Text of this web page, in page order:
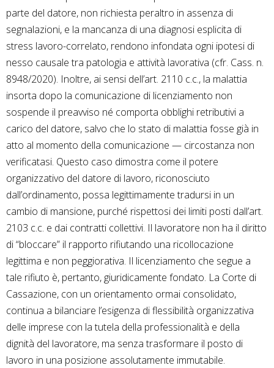
parte del datore, non richiesta peraltro in assenza di
segnalazioni, e la mancanza di una diagnosi esplicita di
stress lavoro-correlato, rendono infondata ogni ipotesi di
nesso causale tra patologia e attività lavorativa (cfr. Cass. n.
8948/2020). Inoltre, ai sensi dell’art. 2110 c.c., la malattia
insorta dopo la comunicazione di licenziamento non
sospende il preavviso né comporta obblighi retributivi a
carico del datore, salvo che lo stato di malattia fosse già in
atto al momento della comunicazione — circostanza non
verificatasi. Questo caso dimostra come il potere
organizzativo del datore di lavoro, riconosciuto
dall’ordinamento, possa legittimamente tradursi in un
cambio di mansione, purché rispettosi dei limiti posti dall’art.
2103 c.c. e dai contratti collettivi. Il lavoratore non ha il diritto
di “bloccare” il rapporto rifiutando una ricollocazione
legittima e non peggiorativa. Il licenziamento che segue a
tale rifiuto è, pertanto, giuridicamente fondato. La Corte di
Cassazione, con un orientamento ormai consolidato,
continua a bilanciare l’esigenza di flessibilità organizzativa
delle imprese con la tutela della professionalità e della
dignità del lavoratore, ma senza trasformare il posto di
lavoro in una posizione assolutamente immutabile.